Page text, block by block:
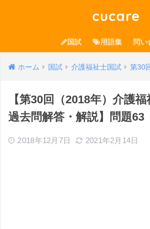
cucare
国試 用語集 問い
ホーム 国試 介護福祉士国試 第30
【第30回（2018年）介護
過去問解答・解説】問題63
2018年12月7日 2021年2月14日